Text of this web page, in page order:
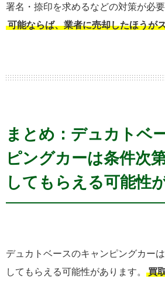
署名・捺印を求めるなどの対策が必要
可能ならば、業者に売却したほうが
まとめ：デュカトベ
ピングカーは条件次
してもらえる可能性
デュカトベースのキャンピングカー
してもらえる可能性があります。
買